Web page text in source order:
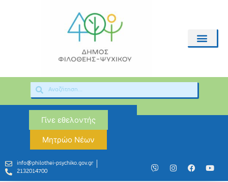
Γίνε εθελοντής
Μητρώο Νέων
info@philothei-psychiko.gov.gr
2132014700